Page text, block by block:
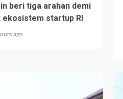
beri tiga arahan demi
ekosistem startup RI
ago